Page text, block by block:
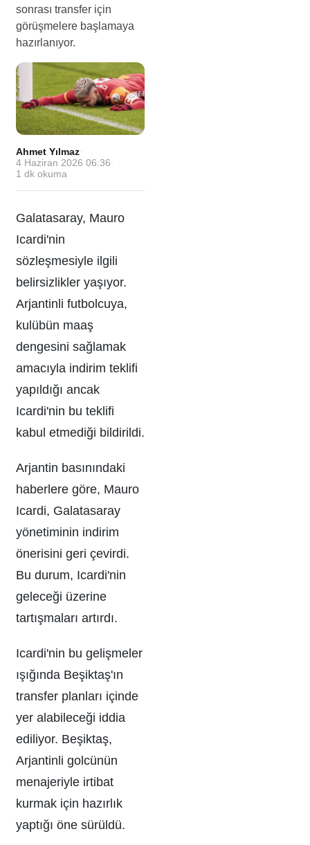
sonrası transfer için
görüşmelere başlamaya
hazırlanıyor.
Ahmet Yılmaz·
4 Haziran 2026 06:36 ·
1 dk okuma
Galatasaray, Mauro
Icardi'nin
sözleşmesiyle ilgili
belirsizlikler yaşıyor.
Arjantinli futbolcuya,
kulübün maaş
dengesini sağlamak
amacıyla indirim teklifi
yapıldığı ancak
Icardi'nin bu teklifi
kabul etmediği bildirildi.
Arjantin basınındaki
haberlere göre, Mauro
Icardi, Galatasaray
yönetiminin indirim
önerisini geri çevirdi.
Bu durum, Icardi'nin
geleceği üzerine
tartışmaları artırdı.
Icardi'nin bu gelişmeler
ışığında Beşiktaş'ın
transfer planları içinde
yer alabileceği iddia
ediliyor. Beşiktaş,
Arjantinli golcünün
menajeriyle irtibat
kurmak için hazırlık
yaptığı öne sürüldü.